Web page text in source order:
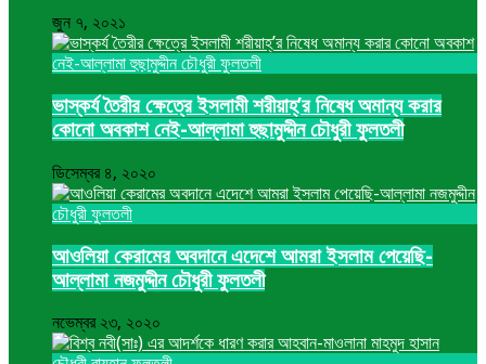
জুন ৭, ২০২১
ভাস্কর্য তৈরীর ক্ষেত্রে ইসলামী শরীয়াহ্’র নিষেধ অমান্য করার
কোনো অবকাশ নেই-আল্লামা হুছামুদ্দীন চৌধুরী ফুলতলী
ডিসেম্বর ৪, ২০২০
আওলিয়া কেরামের অবদানে এদেশে আমরা ইসলাম পেয়েছি-
আল্লামা নজমুদ্দীন চৌধুরী ফুলতলী
নভেম্বর ২৩, ২০২০